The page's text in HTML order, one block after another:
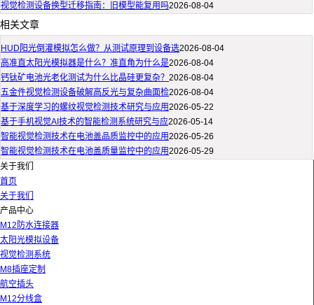
视觉检测设备换型迁移指南：旧模型能复用吗2026-08-04
相关文章
HUD阳光倒灌模拟怎么做？从测试原理到设备选2026-08-04
高准直太阳光模拟器是什么？准直角为什么是2026-08-04
钙钛矿电池光老化测试为什么比晶硅更复杂？ 2026-08-04
五金件视觉检测设备破解高反光与复杂曲面检2026-08-04
基于深度学习的螺纹视觉检测技术研究与应用2026-05-22
基于手机视觉AI技术的智能检测系统研究与应2026-05-14
智能视觉检测技术在电池盖品质监控中的应用2026-05-26
智能视觉检测技术在电池盖质量监控中的应用2026-05-29
关于我们
首页
关于我们
产品中心
M12防水连接器
太阳光模拟设备
视觉检测系统
M8插座定制
航空插头
M12分线盒